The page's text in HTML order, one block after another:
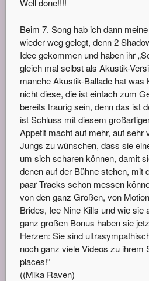
Well done!!!!
Beim 7. Song hab ich dann
wieder weg gelegt, denn 2
Idee gekommen und haben ihr
gleich mal selbst als Akustik-
manche Akustik-Ballade hat was
nicht diese, die ist einfach zum
bereits traurig sein, denn das ist
ist Schluss mit diesem
Appetit macht auf mehr, auf sehr
Jungs zu wünschen, dass sie
um sich scharen können, damit
denen auf der Bühne stehen, mit
paar Tracks schon messen
von den ganz Großen, von
Brides, Ice Nine Kills und wie sie
ganz großen Bonus haben sie
Herzen: Sie sind
noch ganz viele Videos zu ihrem
places!“
((Mika Raven)